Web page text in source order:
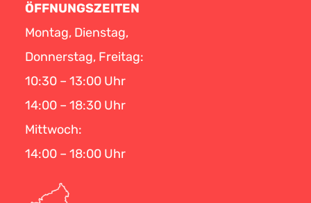
ÖFFNUNGSZEITEN
Montag, Dienstag,
Donnerstag, Freitag:
10:30 – 13:00 Uhr
14:00 – 18:30 Uhr
Mittwoch:
14:00 – 18:00 Uhr